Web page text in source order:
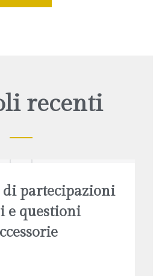
recenti
di partecipazioni
e questioni